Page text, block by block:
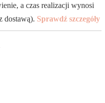
a czas realizacji wynosi
dostawą). Sprawdź szczegóły